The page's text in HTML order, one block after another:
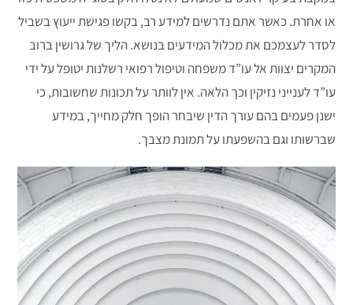
או אחרת. כאשר אתם נדרשים למידע רב, בקשו פגישת ייעוץ בשביל
לסדר לעצמכם את מכלול המידעים בנושא. הליך של גרושין ברוב
המקרים יצוות אל עו”ד משפחה וטיפול רפואי רשלנות יטופל על ידי
עו”ד לענייני נזיקין וכך הלאה. אין לוותר על תכונות שחשובות, כי
ישנן פעמים בהם עורך הדין שיבחר הופך חלק מחייך, במידע
שברשותו וגם בהשפעתו על תמונת מצבך.